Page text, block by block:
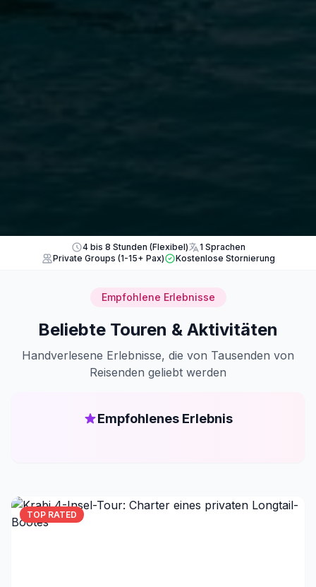
4 bis 8 Stunden (Flexibel)
1 Sprachen
Private Groups (1-15+ Pax)
Kostenlose Stornierung
Empfohlene Erlebnisse
Beliebte Touren & Aktivitäten
Handverlesene Erlebnisse, die von Tausenden von
Reisenden geliebt werden
Empfohlenes Erlebnis
TOP RATED